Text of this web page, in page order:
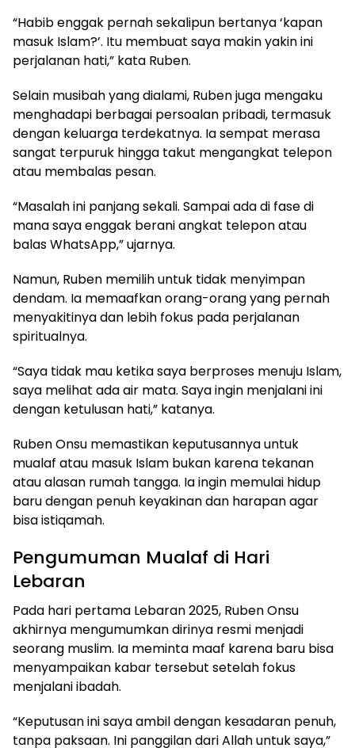
“Habib enggak pernah sekalipun bertanya ‘kapan
masuk Islam?’. Itu membuat saya makin yakin ini
perjalanan hati,” kata Ruben.
Selain musibah yang dialami, Ruben juga mengaku
menghadapi berbagai persoalan pribadi, termasuk
dengan keluarga terdekatnya. Ia sempat merasa
sangat terpuruk hingga takut mengangkat telepon
atau membalas pesan.
“Masalah ini panjang sekali. Sampai ada di fase di
mana saya enggak berani angkat telepon atau
balas WhatsApp,” ujarnya.
Namun, Ruben memilih untuk tidak menyimpan
dendam. Ia memaafkan orang-orang yang pernah
menyakitinya dan lebih fokus pada perjalanan
spiritualnya.
“Saya tidak mau ketika saya berproses menuju Islam,
saya melihat ada air mata. Saya ingin menjalani ini
dengan ketulusan hati,” katanya.
Ruben Onsu memastikan keputusannya untuk
mualaf atau masuk Islam bukan karena tekanan
atau alasan rumah tangga. Ia ingin memulai hidup
baru dengan penuh keyakinan dan harapan agar
bisa istiqamah.
Pengumuman Mualaf di Hari
Lebaran
Pada hari pertama Lebaran 2025, Ruben Onsu
akhirnya mengumumkan dirinya resmi menjadi
seorang muslim. Ia meminta maaf karena baru bisa
menyampaikan kabar tersebut setelah fokus
menjalani ibadah.
“Keputusan ini saya ambil dengan kesadaran penuh,
tanpa paksaan. Ini panggilan dari Allah untuk saya,”